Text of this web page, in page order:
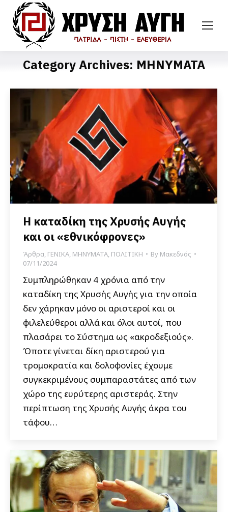
Category Archives: ΜΗΝΥΜΑΤΑ
Η καταδίκη της Χρυσής Αυγής
και οι «εθνικόφρονες»
Άρθρα, ΓΕΝΙΚΑ, ΜΗΝΥΜΑΤΑ, ΠΟΛΙΤΙΚΗ By Μακεδνός
07/11/2024
Συμπληρώθηκαν 4 χρόνια από την
καταδίκη της Χρυσής Αυγής για την οποία
δεν χάρηκαν μόνο οι αριστεροί και οι
φιλελεύθεροι αλλά και όλοι αυτοί, που
πλασάρει το Σύστημα ως «ακροδεξιούς».
Όποτε γίνεται δίκη αριστερού για
τρομοκρατία και δολοφονίες έχουμε
συγκεκριμένους συμπαραστάτες από των
χώρο της ευρύτερης αριστεράς. Στην
περίπτωση της Χρυσής Αυγής άκρα του
τάφου…